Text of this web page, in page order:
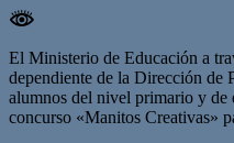
El Ministerio de Educación a
dependiente de la Dirección de
alumnos del nivel primario y de
concurso «Manitos Creativas»